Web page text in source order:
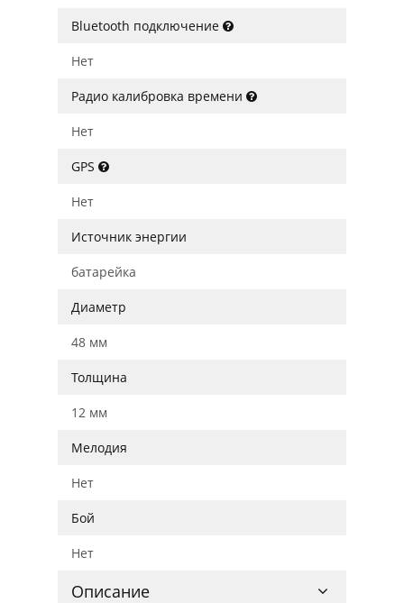
Bluetooth подключение
Нет
Радио калибровка времени
Нет
GPS
Нет
Источник энергии
батарейка
Диаметр
48 мм
Толщина
12 мм
Мелодия
Нет
Бой
Нет
Описание